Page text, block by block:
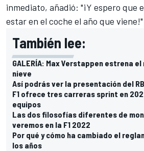
inmediato, añadió: "¡Y espero que
estar en el coche el año que viene!"
También lee:
GALERÍA: Max Verstappen estrena el
nieve
Así podrás ver la presentación del
F1 ofrece tres carreras sprint en
equipos
Las dos filosofías diferentes de
veremos en la F1 2022
Por qué y cómo ha cambiado el
los años